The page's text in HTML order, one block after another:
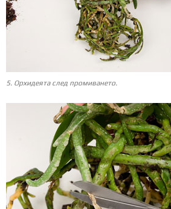
5. Орхидеята след промиването.